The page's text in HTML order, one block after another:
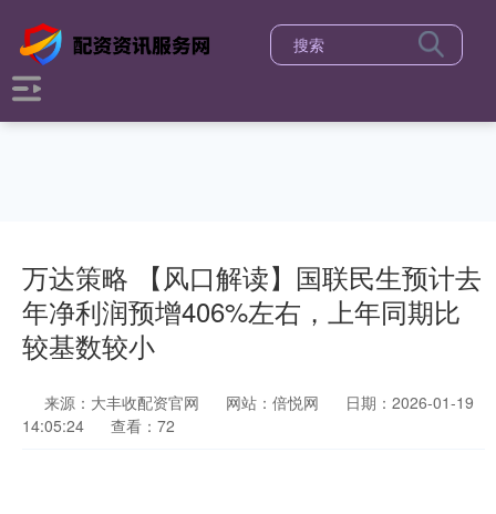
万达策略 【风口解读】国联民生预计去
年净利润预增406%左右，上年同期比
较基数较小
来源：大丰收配资官网 网站：倍悦网
日期：2026-01-19
14:05:24
查看：72